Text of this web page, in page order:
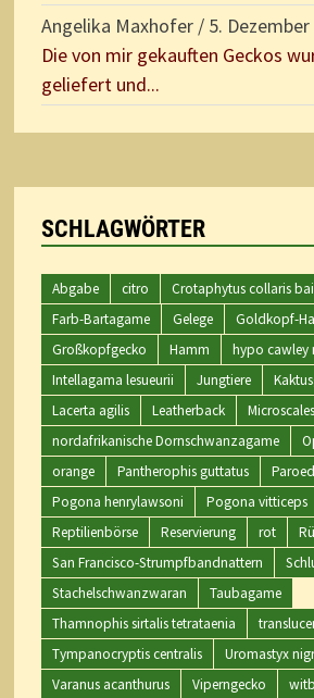
Angelika Maxhofer/ 5.
Die von mir gekauften Geckos
geliefert und...
SCHLAGWÖRTER
Abgabe citro
Crotaphytus collaris
Farb-Bartagame
Gelege
Goldkopf-
Großkopfgecko
Hamm
hypo cawley
Intellagama lesueurii
Jungtiere
Lacerta agilis
Leatherback Microscales
nordafrikanische Dornschwanzagame
orange
Pantherophis guttatus
Pogona henrylawsoni
Pogona vitticeps
Reptilienbörse
Reservierung rot
San Francisco-Strumpfbandnattern
Stachelschwanzwaran
Taubagame
Thamnophis sirtalis tetrataenia
Tympanocryptis centralis
Uromastyx
Varanus acanthurus
Viperngecko